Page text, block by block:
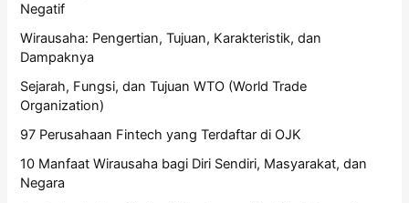
Negatif
Wirausaha: Pengertian, Tujuan, Karakteristik, dan
Dampaknya
Sejarah, Fungsi, dan Tujuan WTO (World Trade
Organization)
97 Perusahaan Fintech yang Terdaftar di OJK
10 Manfaat Wirausaha bagi Diri Sendiri, Masyarakat, dan
Negara